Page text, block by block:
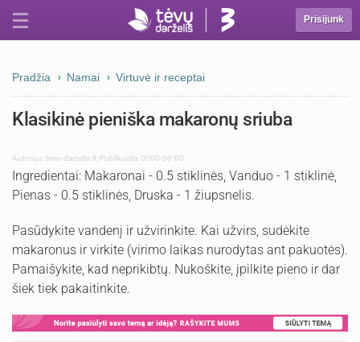
Prisijunk
Pradžia Namai Virtuvė ir receptai
Klasikinė pieniška makaronų sriuba
Autorius:tevu-darzelis.lt Publikuota: 0000-00-00
Ingredientai: Makaronai - 0.5 stiklinės, Vanduo - 1 stiklinė,
Pienas - 0.5 stiklinės, Druska - 1 žiupsnelis.
Pasūdykite vandenį ir užvirinkite. Kai užvirs, sudėkite
makaronus ir virkite (virimo laikas nurodytas ant pakuotės).
Pamaišykite, kad neprikibtų. Nukoškite, įpilkite pieno ir dar
šiek tiek pakaitinkite.